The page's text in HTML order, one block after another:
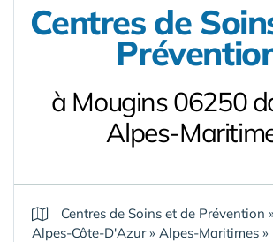
Centres de
à Mougins 06250
Alpes-
Centres de Soins et de Prévention »
Alpes-Côte-D'Azur» Alpes-Maritimes »